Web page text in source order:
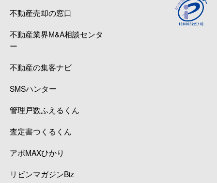
不動産売却の窓口
不動産業界M&A相談センタ
ー
不動産の集客ナビ
SMSハンター
管理戸数ふえるくん
査定書つくるくん
アポMAXひかり
リビンマガジンBiz